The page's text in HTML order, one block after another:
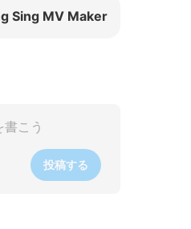
Sing MV Maker
投稿する